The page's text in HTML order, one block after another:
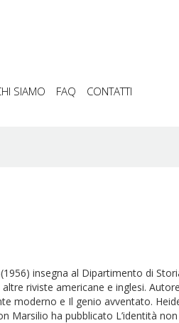
SIAMO FAQ CONTATTI
insegna al Dipartimento di
altre riviste americane e inglesi.
moderno e Il genio avventato.
Marsilio ha pubblicato L’identità